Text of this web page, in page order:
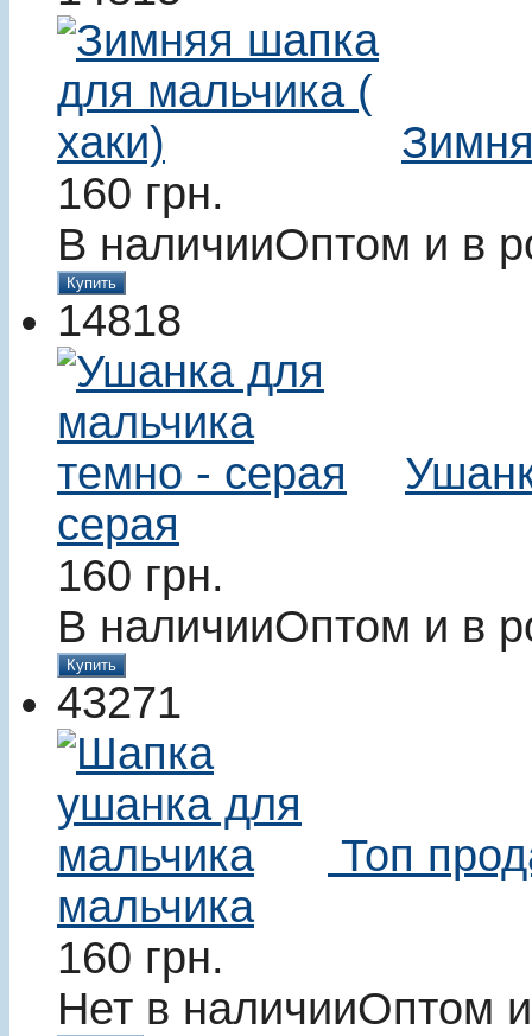
160 грн.
В наличииОптом и в
Купить
14818
серая
160 грн.
В наличииОптом и в
Купить
43271
Топ
мальчика
160 грн.
Нет в наличииОптом